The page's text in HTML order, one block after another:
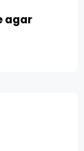
agar